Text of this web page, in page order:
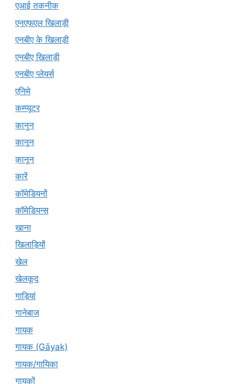
एआई तकनीक
एनएफएल खिलाड़ी
एनबीए के खिलाड़ी
एनबीए खिलाड़ी
एनबीए प्लेयर्स
एनिमे
कम्प्यूटर
कानुन
कानून
क़ानून
कारें
कॉमेडियनों
कॉमेडियन्स
खाना
खिलाड़ियों
खेल
खेलकूद
गाड़ियां
गानेबाज
गायक
गायक (Gāyak)
गायक/गायिका
गायकों